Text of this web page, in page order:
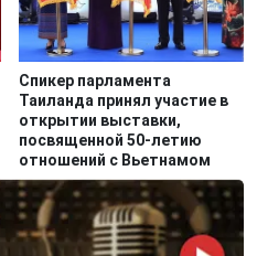
Спикер парламента
Таиланда принял участие в
открытии выставки,
посвященной 50-летию
отношений с Вьетнамом